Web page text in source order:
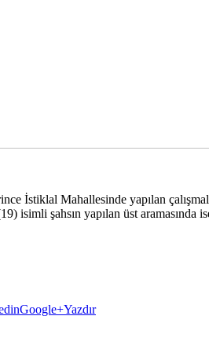
İstiklal Mahallesinde yapılan
isimli şahsın yapılan üst
Google+Yazdır